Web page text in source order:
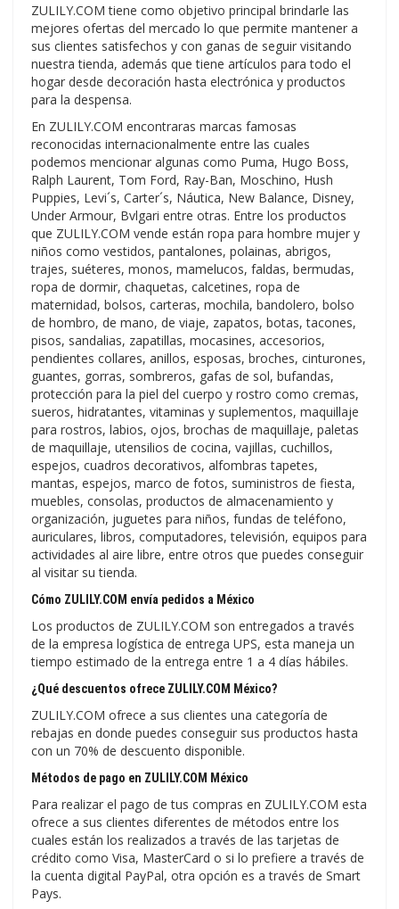
ZULILY.COM tiene como objetivo principal brindarle las
mejores ofertas del mercado lo que permite mantener a
sus clientes satisfechos y con ganas de seguir visitando
nuestra tienda, además que tiene artículos para todo el
hogar desde decoración hasta electrónica y productos
para la despensa.
En ZULILY.COM encontraras marcas famosas
reconocidas internacionalmente entre las cuales
podemos mencionar algunas como Puma, Hugo Boss,
Ralph Laurent, Tom Ford, Ray-Ban, Moschino, Hush
Puppies, Levi´s, Carter´s, Náutica, New Balance, Disney,
Under Armour, Bvlgari entre otras. Entre los productos
que ZULILY.COM vende están ropa para hombre mujer y
niños como vestidos, pantalones, polainas, abrigos,
trajes, suéteres, monos, mamelucos, faldas, bermudas,
ropa de dormir, chaquetas, calcetines, ropa de
maternidad, bolsos, carteras, mochila, bandolero, bolso
de hombro, de mano, de viaje, zapatos, botas, tacones,
pisos, sandalias, zapatillas, mocasines, accesorios,
pendientes collares, anillos, esposas, broches, cinturones,
guantes, gorras, sombreros, gafas de sol, bufandas,
protección para la piel del cuerpo y rostro como cremas,
sueros, hidratantes, vitaminas y suplementos, maquillaje
para rostros, labios, ojos, brochas de maquillaje, paletas
de maquillaje, utensilios de cocina, vajillas, cuchillos,
espejos, cuadros decorativos, alfombras tapetes,
mantas, espejos, marco de fotos, suministros de fiesta,
muebles, consolas, productos de almacenamiento y
organización, juguetes para niños, fundas de teléfono,
auriculares, libros, computadores, televisión, equipos para
actividades al aire libre, entre otros que puedes conseguir
al visitar su tienda.
Cómo ZULILY.COM envía pedidos a México
Los productos de ZULILY.COM son entregados a través
de la empresa logística de entrega UPS, esta maneja un
tiempo estimado de la entrega entre 1 a 4 días hábiles.
¿Qué descuentos ofrece ZULILY.COM México?
ZULILY.COM ofrece a sus clientes una categoría de
rebajas en donde puedes conseguir sus productos hasta
con un 70% de descuento disponible.
Métodos de pago en ZULILY.COM México
Para realizar el pago de tus compras en ZULILY.COM esta
ofrece a sus clientes diferentes de métodos entre los
cuales están los realizados a través de las tarjetas de
crédito como Visa, MasterCard o si lo prefiere a través de
la cuenta digital PayPal, otra opción es a través de Smart
Pays.